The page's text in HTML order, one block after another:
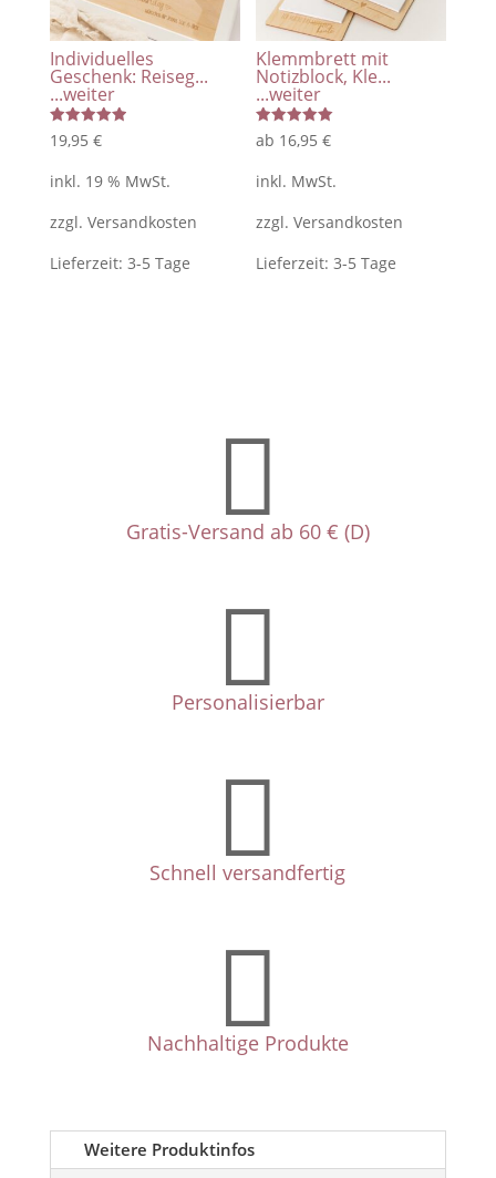
Individuelles
Geschenk: Reiseg...
...weiter
Bewertet
mit
von 5
19,95 €
inkl. 19 % MwSt.
zzgl. Versandkosten
Lieferzeit: 3-5 Tage
Klemmbrett mit
Notizblock, Kle...
...weiter
Bewertet
mit
von 5
ab 16,95€
inkl. MwSt.
zzgl.Versandkosten
Lieferzeit:3-5 Tage

Gratis-Versand ab 60 € (D)

Personalisierbar

Schnell versandfertig

Nachhaltige Produkte
Weitere Produktinfos